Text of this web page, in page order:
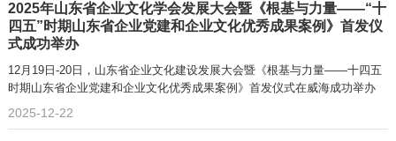
2025年山东省企业文化学会发展大会暨《根基与力量——“十
四五”时期山东省企业党建和企业文化优秀成果案例》首发仪
式成功举办
12月19日-20日，山东省企业文化建设发展大会暨《根基与力量——十四五
时期山东省企业党建和企业文化优秀成果案例》首发仪式在威海成功举办
2025-12-22